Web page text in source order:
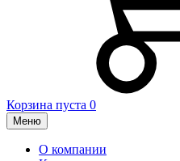
Корзина пуста 0
Меню
О компании